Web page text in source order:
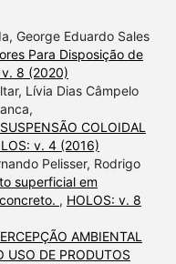
George Eduardo Sales
Para Disposição de
v. 8 (2020)
Lívia Dias Câmpelo
COLOIDAL
v. 4 (2016)
Pelisser, Rodrigo
superficial em
, HOLOS: v. 8
AMBIENTAL
USO DE PRODUTOS